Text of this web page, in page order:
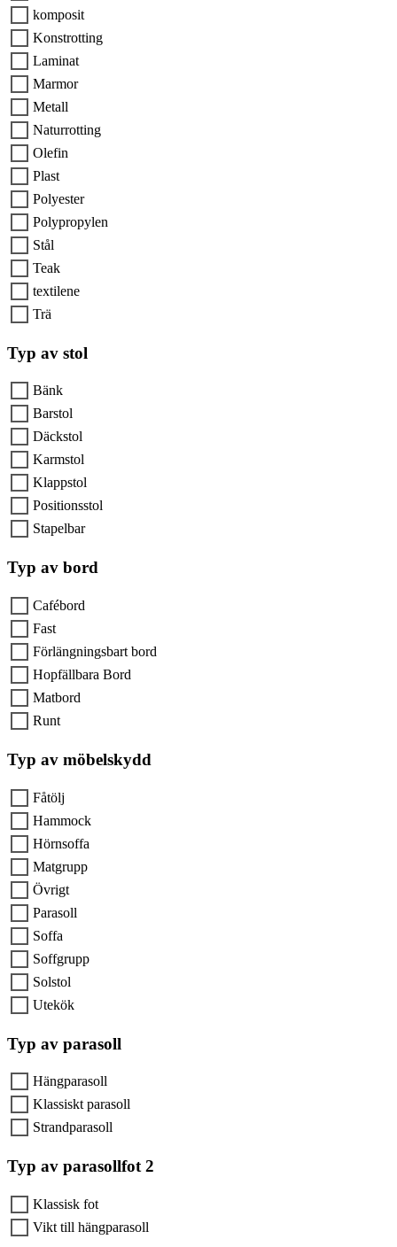
komposit
Konstrotting
Laminat
Marmor
Metall
Naturrotting
Olefin
Plast
Polyester
Polypropylen
Stål
Teak
textilene
Trä
Typ av stol
Bänk
Barstol
Däckstol
Karmstol
Klappstol
Positionsstol
Stapelbar
Typ av bord
Cafébord
Fast
Förlängningsbart bord
Hopfällbara Bord
Matbord
Runt
Typ av möbelskydd
Fåtölj
Hammock
Hörnsoffa
Matgrupp
Övrigt
Parasoll
Soffa
Soffgrupp
Solstol
Utekök
Typ av parasoll
Hängparasoll
Klassiskt parasoll
Strandparasoll
Typ av parasollfot 2
Klassisk fot
Vikt till hängparasoll